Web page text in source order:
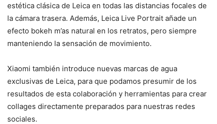
estética clásica de Leica en todas las distancias focales de
la cámara trasera. Además, Leica Live Portrait añade un
efecto bokeh m’as natural en los retratos, pero siempre
manteniendo la sensación de movimiento.
Xiaomi también introduce nuevas marcas de agua
exclusivas de Leica, para que podamos presumir de los
resultados de esta colaboración y herramientas para crear
collages directamente preparados para nuestras redes
sociales.